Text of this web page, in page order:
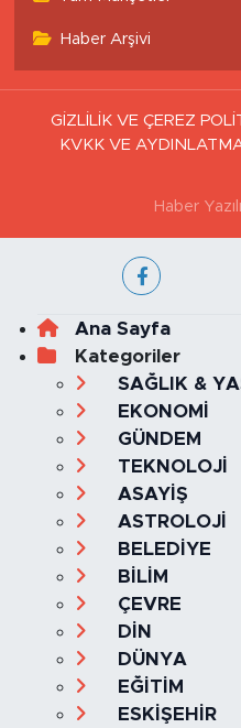
Haber Arşivi
GİZLİLİK VE ÇEREZ
KVKK VE
Haber
Ana Sayfa
Kategoriler
SAĞLIK &
EKONOMİ
GÜNDEM
TEKNOLOJİ
ASAYİŞ
ASTROLOJİ
BELEDİYE
BİLİM
ÇEVRE
DİN
DÜNYA
EĞİTİM
ESKİŞEHİR